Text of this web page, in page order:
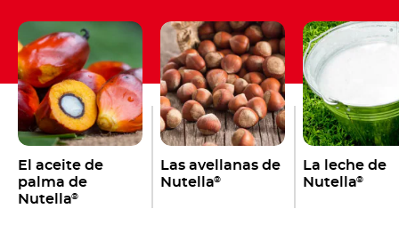
El aceite de
palma de
Nutella®
Las avellanas de
Nutella®
La leche de
Nutella®